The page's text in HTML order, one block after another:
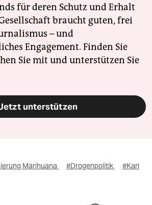
für deren Schutz und Erhalt
braucht guten, frei
– und
Engagement. Finden Sie
Sie mit und unterstützen Sie
unterstützen
Marihuana #Drogenpolitik
#Karl